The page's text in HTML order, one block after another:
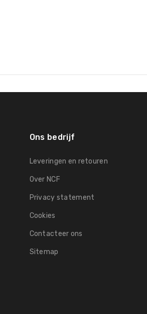
Ons bedrijf
Leveringen en retouren
Over NCF
Privacy statement
Cookies
Contacteer ons
Sitemap